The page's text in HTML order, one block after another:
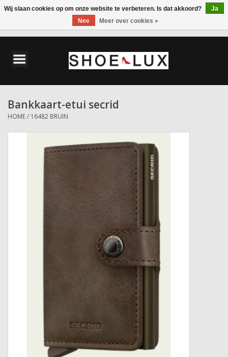
Herenschoenen
Accessoires
Wandelschoenen
Bankkaart-etui secrid
HOME/ 16482 BRUIN
Wij slaan cookies op om onze website te verbeteren. Is dat akkoord?
Ja
Nee
Meer over cookies »